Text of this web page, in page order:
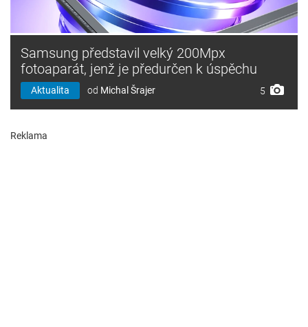
Samsung představil velký 200Mpx
fotoaparát, jenž je předurčen k úspěchu
Aktualita od Michal Šrajer 5
Reklama